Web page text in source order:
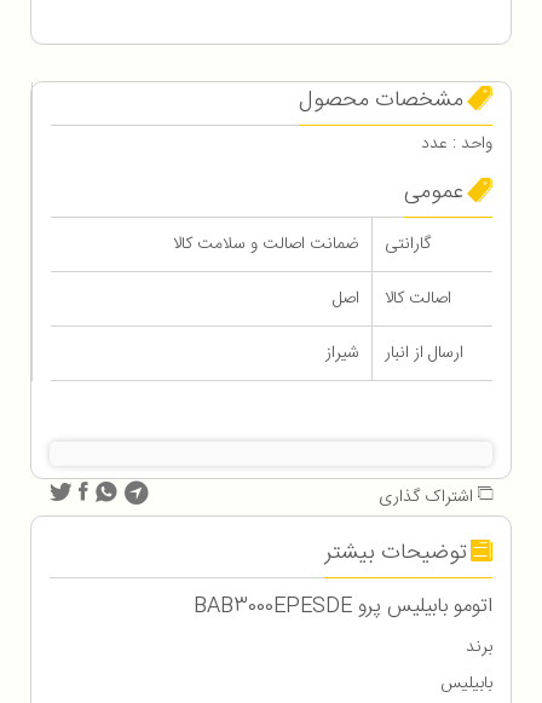
مشخصات محصول
واحد : عدد
عمومی
گارانتی
ضمانت اصالت و سلامت کالا
اصالت کالا
اصل
ارسال از انبار
شیراز
اشتراک گذاری
توضیحات بیشتر
اتومو بابیلیس پرو BAB3000EPESDE
برند
بابیلیس